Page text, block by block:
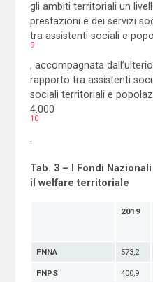
gli ambiti territoriali un
prestazioni e dei servizi
tra assistenti sociali e
9
, accompagnata
rapporto tra assistenti
sociali territoriali e
4.000
10
Tab. 3 – I Fondi
il welfare territoriale
2019
FNNA 573,2
FNPS 400,9